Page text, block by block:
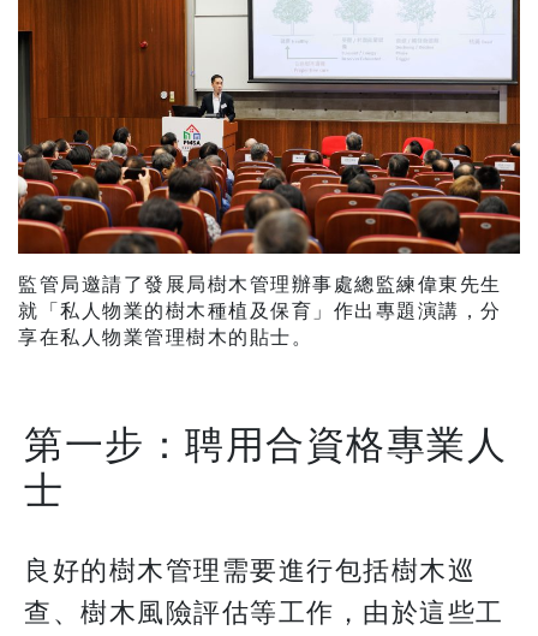
監管局邀請了發展局樹木管理辦事處總監練偉東先生
就「私人物業的樹木種植及保育」作出專題演講，分
享在私人物業管理樹木的貼士。
第一步：聘用合資格專業人
士
良好的樹木管理需要進行包括樹木巡
查、樹木風險評估等工作，由於這些工